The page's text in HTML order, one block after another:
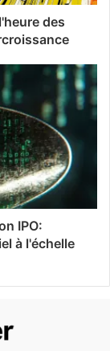
des
IPO:
à l'échelle